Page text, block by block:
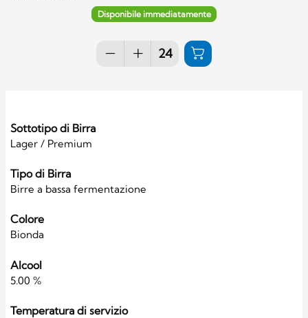
Disponibile immediatamente
Sottotipo di Birra
Lager / Premium
Tipo di Birra
Birre a bassa fermentazione
Colore
Bionda
Alcool
5.00 %
Temperatura di servizio